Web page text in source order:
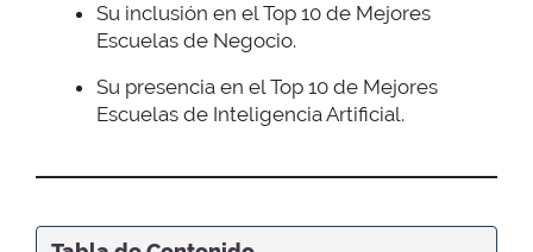
Su inclusión en el Top 10 de Mejores
Escuelas de Negocio.
Su presencia en el Top 10 de Mejores
Escuelas de Inteligencia Artificial.